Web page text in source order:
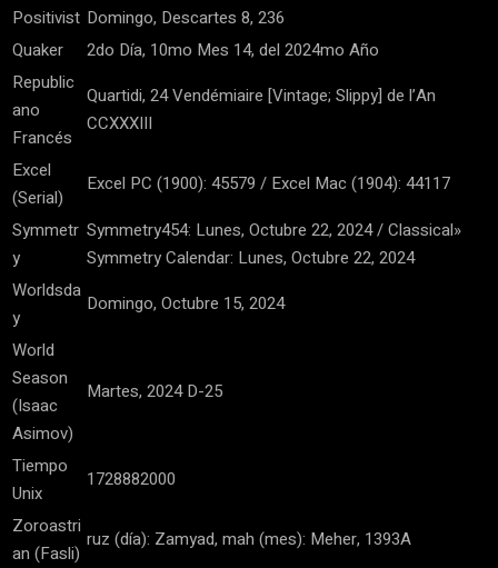
Positivist Domingo, Descartes 8, 236
Quaker
2do Día, 10mo Mes 14, del 2024mo Año
Republic
ano
Francés
Quartidi, 24 Vendémiaire [Vintage; Slippy] de l’An
CCXXXIII
Excel
(Serial)
Excel PC (1900): 45579 / Excel Mac (1904): 44117
Symmetr
y
Symmetry454: Lunes, Octubre 22, 2024 / Classical»
Symmetry Calendar: Lunes, Octubre 22, 2024
Worldsda
y
Domingo, Octubre 15, 2024
World
Season
(Isaac
Asimov)
Martes, 2024 D-25
Tiempo
Unix
1728882000
Zoroastri
an (Fasli)
ruz (día): Zamyad, mah (mes): Meher, 1393A